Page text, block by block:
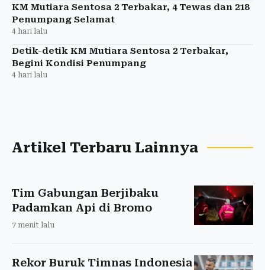
KM Mutiara Sentosa 2 Terbakar, 4 Tewas dan 218
Penumpang Selamat
4 hari lalu
Detik-detik KM Mutiara Sentosa 2 Terbakar,
Begini Kondisi Penumpang
4 hari lalu
Artikel Terbaru Lainnya
Tim Gabungan Berjibaku
Padamkan Api di Bromo
7 menit lalu
Rekor Buruk Timnas Indonesia